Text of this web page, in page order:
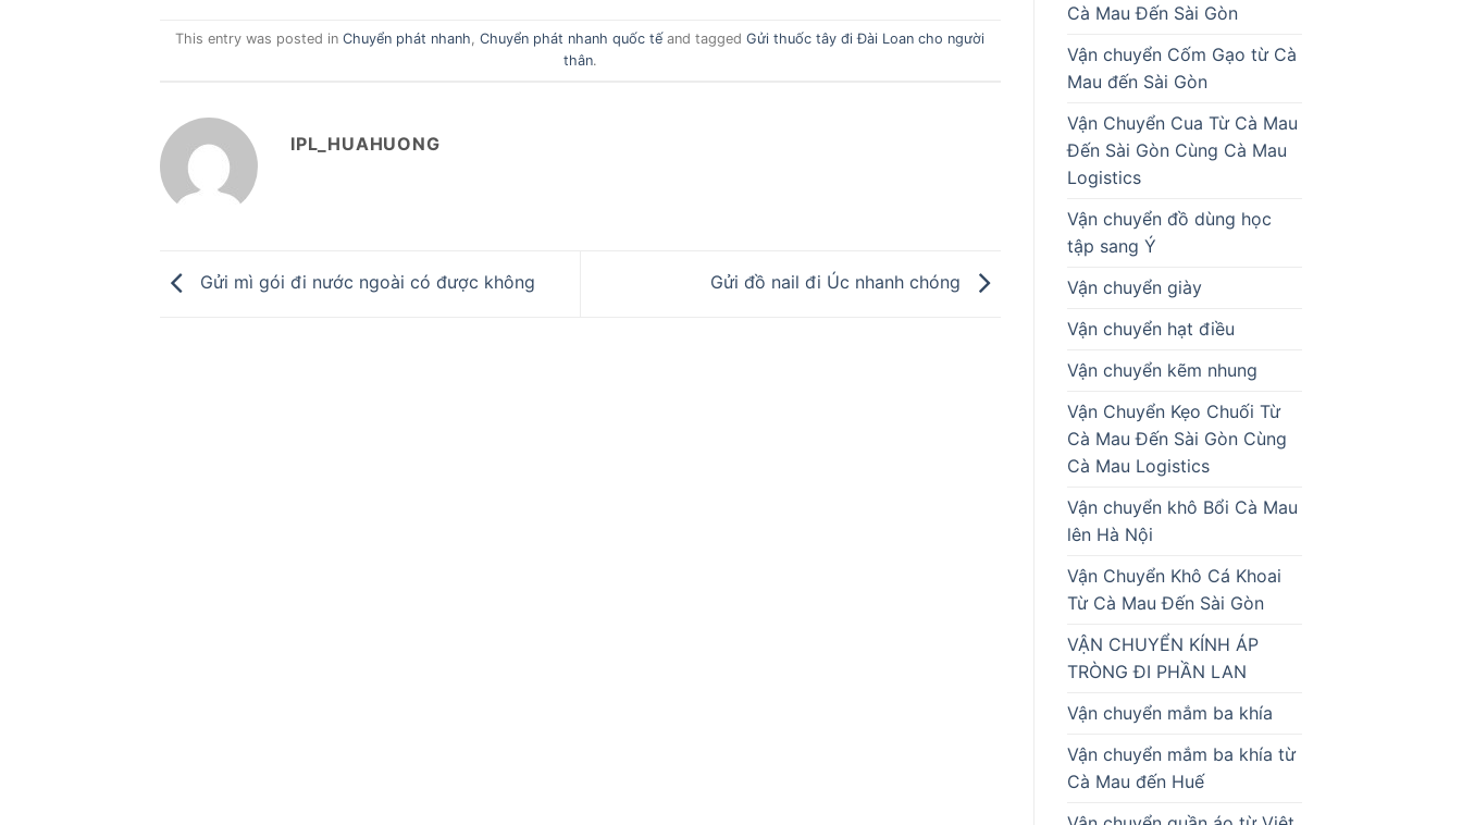
This entry was posted inChuyển phát nhanh ,Chuyển phát nhanh quốc tế and taggedGửi thuốc tây đi Đài Loan cho người
thân.
IPL_HUAHUONG
Gửi mì gói đi nước ngoài có được không Gửi đồ nail đi Úc nhanh chóng
Cà Mau Đến Sài Gòn
Vận chuyển Cốm Gạo từ Cà
Mau đến Sài Gòn
Vận Chuyển Cua Từ Cà Mau
Đến Sài Gòn Cùng Cà Mau
Logistics
Vận chuyển đồ dùng học
tập sang Ý
Vận chuyển giày
Vận chuyển hạt điều
Vận chuyển kẽm nhung
Vận Chuyển Kẹo Chuối Từ
Cà Mau Đến Sài Gòn Cùng
Cà Mau Logistics
Vận chuyển khô Bổi Cà Mau
lên Hà Nội
Vận Chuyển Khô Cá Khoai
Từ Cà Mau Đến Sài Gòn
VẬN CHUYỂN KÍNH ÁP
TRÒNG ĐI PHẦN LAN
Vận chuyển mắm ba khía
Vận chuyển mắm ba khía từ
Cà Mau đến Huế